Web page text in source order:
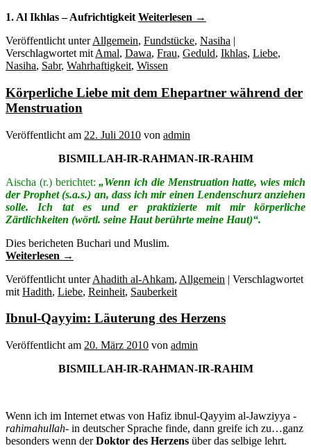
1. Al Ikhlas – Aufrichtigkeit Weiterlesen →
Veröffentlicht unter Allgemein, Fundstücke, Nasiha |
Verschlagwortet mit Amal, Dawa, Frau, Geduld, Ikhlas, Liebe,
Nasiha, Sabr, Wahrhaftigkeit, Wissen
Körperliche Liebe mit dem Ehepartner während der
Menstruation
Veröffentlicht am 22. Juli 2010 von admin
BISMILLAH-IR-RAHMAN-IR-RAHIM
Aischa (r.) berichtet:„Wenn ich die Menstruation hatte, wies mich
der Prophet (s.a.s.) an, dass ich mir einen Lendenschurz anziehen
solle. Ich tat es und er praktizierte mit mir körperliche
Zärtlichkeiten (wörtl. seine Haut berührte meine Haut)“.
Dies bericheten Buchari und Muslim.
Weiterlesen →
Veröffentlicht unter Ahadith al-Ahkam, Allgemein | Verschlagwortet
mit Hadith, Liebe, Reinheit, Sauberkeit
Ibnul-Qayyim: Läuterung des Herzens
Veröffentlicht am 20. März 2010 von admin
BISMILLAH-IR-RAHMAN-IR-RAHIM
Wenn ich im Internet etwas von Hafiz ibnul-Qayyim al-Jawziyya -
rahimahullah- in deutscher Sprache finde, dann greife ich zu…ganz
besonders wenn derDoktor des Herzens über das selbige lehrt.